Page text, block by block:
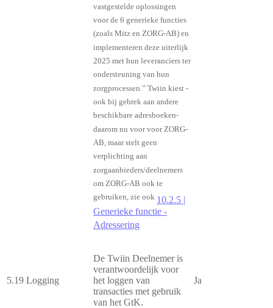
vastgestelde oplossingen
voor de 6 generieke functies
(zoals Mitz en ZORG-AB) en
implementeren deze uiterlijk
2025 met hun leveranciers ter
ondersteuning van hun
zorgprocessen.” Twiin kiest -
ook bij gebrek aan andere
beschikbare adresboeken-
daarom nu voor voor ZORG-
AB, maar stelt geen
verplichting aan
zorgaanbieders/deelnemers
om ZORG-AB ook te
gebruiken, zie ook 10.2.5 |
Generieke functie -
Adressering
5.19 Logging
De Twiin Deelnemer is
verantwoordelijk voor
het loggen van
transacties met gebruik
van het GtK.
Ja